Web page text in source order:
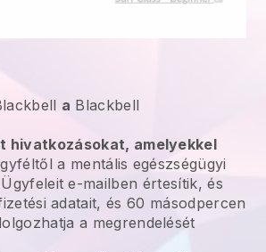
a Blackbell
hivatkozásokat, amelyekkel
a mentális egészségügyi
e-mailben értesítik, és
adatait, és 60 másodpercen
a megrendelését